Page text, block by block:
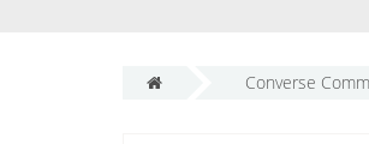
Converse